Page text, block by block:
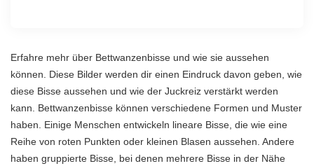
Erfahre mehr über Bettwanzenbisse und wie sie aussehen
können. Diese Bilder werden dir einen Eindruck davon geben, wie
diese Bisse aussehen und wie der Juckreiz verstärkt werden
kann. Bettwanzenbisse können verschiedene Formen und Muster
haben. Einige Menschen entwickeln lineare Bisse, die wie eine
Reihe von roten Punkten oder kleinen Blasen aussehen. Andere
haben gruppierte Bisse, bei denen mehrere Bisse in der Nähe